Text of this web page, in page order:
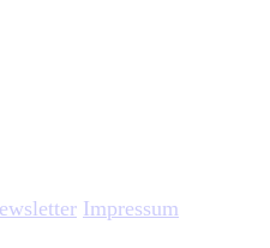
Impressum